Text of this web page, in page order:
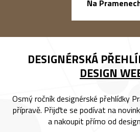
Na
DESIGNÉRSKÁ
DESIGN
Osmý ročník designérské přehlídky
přípravě. Přijďte se podívat na
a nakoupit přímo od